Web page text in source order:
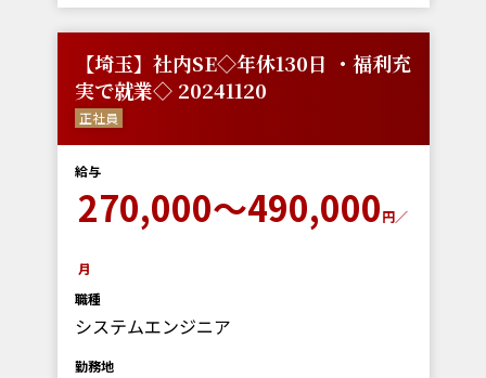
【埼玉】社内SE◇年休130日 ・福利充
実で就業◇ 20241120
正社員
給与
270,000～490,000円／
月
職種
システムエンジニア
勤務地